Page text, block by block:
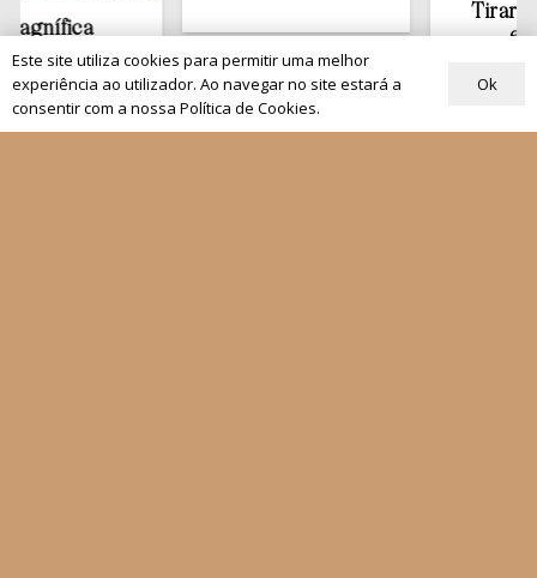
Tirar a
estante
Este site utiliza cookies para permitir uma melhor
experiência ao utilizador. Ao navegar no site estará a
consentir com a nossa Política de Cookies.
Ok